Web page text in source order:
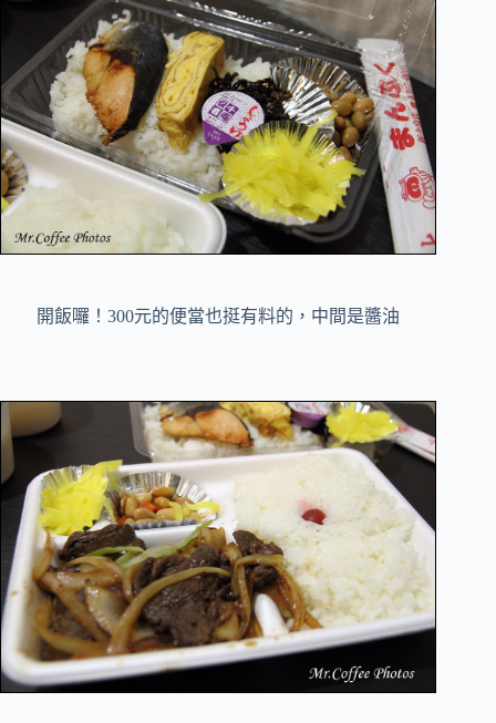
開飯囉！300元的便當也挺有料的，中間是醬油